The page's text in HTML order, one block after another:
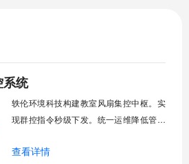
统
轶伦环境科技构建教室风扇集控中枢。实
现群控指令秒级下发。统一运维降低管理
巡检盲区。保障教学环境温湿度适宜。数
查看详情